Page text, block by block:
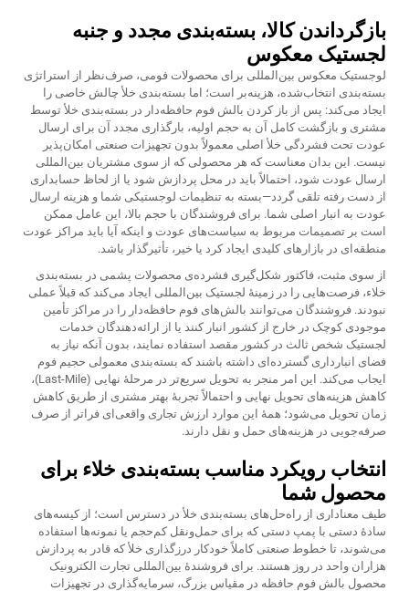
بازگرداندن کالا، بسته‌بندی مجدد و جنبه
لجستیک معکوس
لوجستیک معکوس بین‌المللی برای محصولات فومی، صرف‌نظر از استراتژی
بسته‌بندی انتخاب‌شده، هزینه‌بر است؛ اما بسته‌بندی خلأ چالش خاصی را
ایجاد می‌کند: پس از باز کردن بالش فوم حافظه‌دار در بسته‌بندی خلأ توسط
مشتری و بازگشت کامل آن به حجم اولیه، بارگذاری مجدد آن برای ارسال
عودت تحت فشردگی خلأ اصلی معمولاً بدون تجهیزات صنعتی امکان‌پذیر
نیست. این بدان معناست که هر محصولی که از سوی مشتریان بین‌المللی
ارسال عودت شود، احتمالاً باید در محل پردازش شود یا از لحاظ حسابداری
از دست رفته تلقی گردد—بسته به تنظیمات لوجستیکی شما و هزینه ارسال
عودت به انبار اصلی شما. برای فروشندگان با حجم بالا، این عامل ممکن
است بر تصمیمات مربوط به سیاست‌های عودت و اینکه آیا باید مراکز عودت
منطقه‌ای در بازارهای کلیدی ایجاد کرد یا خیر، تأثیرگذار باشد.
از سوی مثبت، فاکتور شکل‌گیری فشرده‌ی محصولات پشمی در بسته‌بندی
خلاء، فرصت‌هایی را در زمینهٔ لجستیک بین‌المللی ایجاد می‌کند که قبلاً عملی
نبودند. فروشندگان می‌توانند بالش‌های فوم حافظه‌دار را در مراکز تأمین
موجودی کوچک در خارج از کشور انبار کنند یا از ارائه‌دهندگان خدمات
لجستیک شخص ثالث در کشور مقصد استفاده نمایند، بدون آنکه نیاز به
فضای انبارداری گسترده‌ای داشته باشند که بسته‌بندی معمولی حجیم فوم
ایجاب می‌کند. این امر منجر به تحویل سریع‌تر در مرحلهٔ نهایی (Last-Mile)،
کاهش هزینه‌های تحویل نهایی و احتمالاً تجربهٔ بهتر مشتری از طریق کاهش
زمان تحویل می‌شود؛ همهٔ این موارد ارزش تجاری واقعی‌ای فراتر از صرف
صرفه‌جویی در هزینه‌های حمل و نقل دارند.
انتخاب رویکرد مناسب بسته‌بندی خلاء برای
محصول شما
طیف معناداری از راه‌حل‌های بسته‌بندی خلأ در دسترس است؛ از کیسه‌های
سادهٔ دستی با پمپ دستی که برای حمل‌ونقل کم‌حجم یا نمونه‌ها استفاده
می‌شوند، تا خطوط صنعتی کاملاً خودکار درزگذاری خلأ که قادر به پردازش
هزاران واحد در روز هستند. برای فروشندهٔ بین‌المللی تجارت الکترونیک
محصول بالش فوم حافظه در مقیاس بزرگ، سرمایه‌گذاری در تجهیزات